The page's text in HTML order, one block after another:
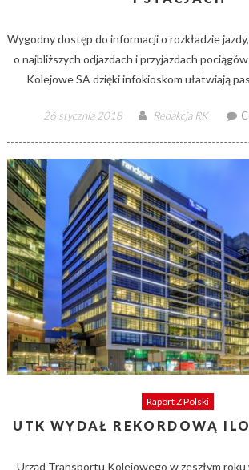
Wygodny dostęp do informacji o rozkładzie
o najbliższych odjazdach i przyjazdach
Kolejowe SA dzięki infokioskom ułatwiają
Posted
26 stycznia 2018 Author
Redakcja RK
Raport Z Polski
UTK WYDAŁ REKORDOWĄ
Urząd Transportu Kolejowego w zeszłym roku